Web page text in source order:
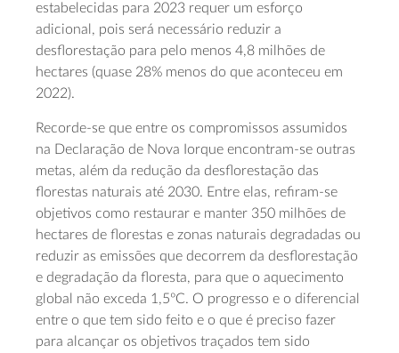
estabelecidas para 2023 requer um esforço
adicional, pois será necessário reduzir a
desflorestação para pelo menos 4,8 milhões de
hectares (quase 28% menos do que aconteceu em
2022).
Recorde-se que entre os compromissos assumidos
na Declaração de Nova Iorque encontram-se outras
metas, além da redução da desflorestação das
florestas naturais até 2030. Entre elas, refiram-se
objetivos como restaurar e manter 350 milhões de
hectares de florestas e zonas naturais degradadas ou
reduzir as emissões que decorrem da desflorestação
e degradação da floresta, para que o aquecimento
global não exceda 1,5ºC. O progresso e o diferencial
entre o que tem sido feito e o que é preciso fazer
para alcançar os objetivos traçados tem sido